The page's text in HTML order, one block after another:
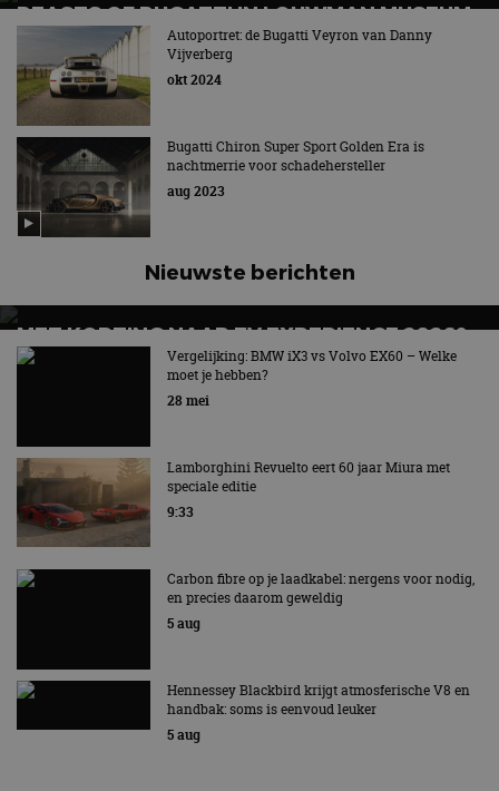
BEASTS OF BUGATTI IN LOUWMAN MUSEUM
IS LUST VOOR HET OOG!
In totaal 11.104 paardenkrachten!
Autoportret: de Bugatti Veyron van Danny
Vijverberg
okt 2024
Bugatti Chiron Super Sport Golden Era is
nachtmerrie voor schadehersteller
aug 2023
Nieuwste berichten
MET KORTING NAAR EV EXPERIENCE 2026?
AUTORAI REGELT HET!
EV Experience 2026 van 24 tot 26 september
Vergelijking: BMW iX3 vs Volvo EX60 – Welke
moet je hebben?
28 mei
Lamborghini Revuelto eert 60 jaar Miura met
speciale editie
9:33
Carbon fibre op je laadkabel: nergens voor nodig,
en precies daarom geweldig
5 aug
Hennessey Blackbird krijgt atmosferische V8 en
handbak: soms is eenvoud leuker
5 aug